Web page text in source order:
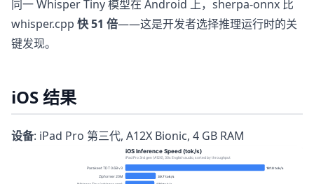
同一 Whisper Tiny 模型在 Android 上，sherpa-onnx 比
whisper.cpp 快 51 倍——这是开发者选择推理运行时的关
键发现。
iOS 结果
设备: iPad Pro 第三代, A12X Bionic, 4 GB RAM